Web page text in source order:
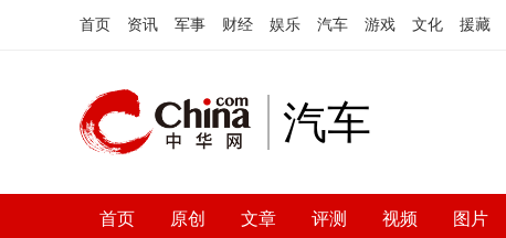
首页 资讯 军事 财经 娱乐 汽车 游戏 文化 援藏
汽车
首页 原创 文章 评测 视频 图片